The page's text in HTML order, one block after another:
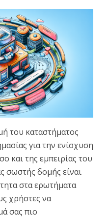
του καταστήματος
για την ενίσχυση
και της εμπειρίας του
σωστής δομής είναι
στα ερωτήματα
χρήστες να
σας πιο